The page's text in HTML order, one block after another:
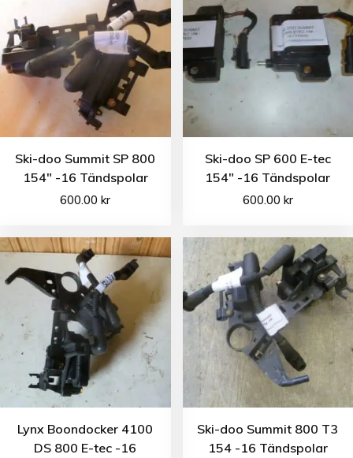
Ski-doo Summit SP 800
154″ -16 Tändspolar
600.00kr
Ski-doo SP 600 E-tec
154″ -16 Tändspolar
600.00 kr
Lynx Boondocker 4100
DS 800 E-tec -16
Ski-doo Summit 800 T3
154 -16 Tändspolar